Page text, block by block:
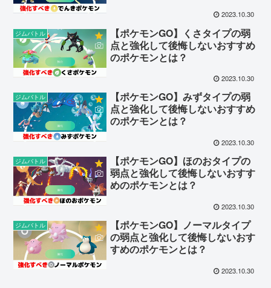
2023.10.30
ジムバトル
【ポケモンGO】くさタイプの弱
点と強化して後悔しないおすすめ
のポケモンとは？
2023.10.30
ジムバトル
【ポケモンGO】みずタイプの弱
点と強化して後悔しないおすすめ
のポケモンとは？
2023.10.30
ジムバトル
【ポケモンGO】ほのおタイプの
弱点と強化して後悔しないおすす
めのポケモンとは？
2023.10.30
ジムバトル
【ポケモンGO】ノーマルタイプ
の弱点と強化して後悔しないおす
すめのポケモンとは？
2023.10.30